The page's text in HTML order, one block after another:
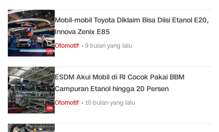
Mobil-mobil Toyota Diklaim Bisa Diisi Etanol E20,
Innova Zenix E85
Otomotif • 9 bulan yang lalu
ESDM Akui Mobil di RI Cocok Pakai BBM
Campuran Etanol hingga 20 Persen
Otomotif • 10 bulan yang lalu